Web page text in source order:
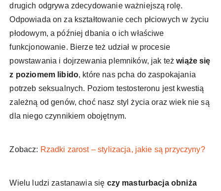
drugich odgrywa zdecydowanie ważniejszą rolę.
Odpowiada on za kształtowanie cech płciowych w życiu
płodowym, a później dbania o ich właściwe
funkcjonowanie. Bierze też udział w procesie
powstawania i dojrzewania plemników, jak teżwiąże się
z poziomem libido, które nas pcha do zaspokajania
potrzeb seksualnych. Poziom testosteronu jest kwestią
zależną od genów, choć nasz styl życia oraz wiek nie są
dla niego czynnikiem obojętnym.
Zobacz: Rzadki zarost – stylizacja, jakie są przyczyny?
Wielu ludzi zastanawia się czy masturbacja obniża